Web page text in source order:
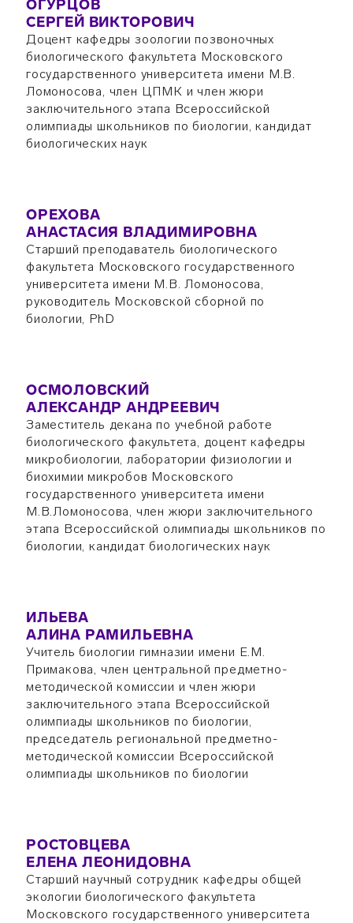
ОГУРЦОВ
СЕРГЕЙ ВИКТОРОВИЧ
Доцент кафедры зоологии позвоночных
биологического факультета Московского
государственного университета имени М.В.
Ломоносова, член ЦПМК и член жюри
заключительного этапа Всероссийской
олимпиады школьников по биологии, кандидат
биологических наук
ОРЕХОВА
АНАСТАСИЯ ВЛАДИМИРОВНА
Старший преподаватель биологического
факультета Московского государственного
университета имени М.В. Ломоносова,
руководитель Московской сборной по
биологии, PhD
ОСМОЛОВСКИЙ
АЛЕКСАНДР АНДРЕЕВИЧ
Заместитель декана по учебной работе
биологического факультета, доцент кафедры
микробиологии, лаборатории физиологии и
биохимии микробов Московского
государственного университета имени
М.В.Ломоносова, член жюри заключительного
этапа Всероссийской олимпиады школьников по
биологии, кандидат биологических наук
ИЛЬЕВА
АЛИНА РАМИЛЬЕВНА
Учитель биологии гимназии имени Е.М.
Примакова, член центральной предметно-
методической комиссии и член жюри
заключительного этапа Всероссийской
олимпиады школьников по биологии,
председатель региональной предметно-
методической комиссии Всероссийской
олимпиады школьников по биологии
РОСТОВЦЕВА
ЕЛЕНА ЛЕОНИДОВНА
Старший научный сотрудник кафедры общей
экологии биологического факультета
Московского государственного университета